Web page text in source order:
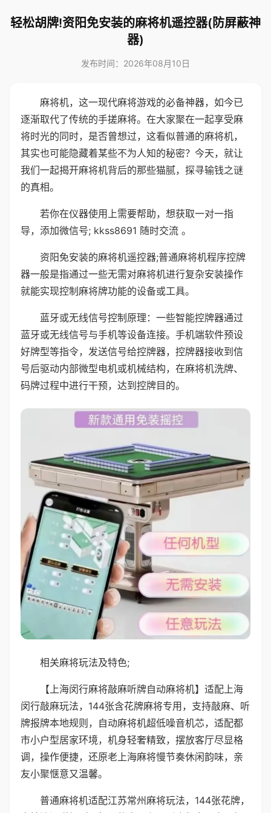
轻松胡牌!资阳免安装的麻将机遥控器(防屏蔽神
器)
发布时间：2026年08月10日
麻将机，这一现代麻将游戏的必备神器，如今已
逐渐取代了传统的手搓麻将。在大家聚在一起享受麻
将时光的同时，是否曾想过，这看似普通的麻将机，
其实也可能隐藏着某些不为人知的秘密？今天，就让
我们一起揭开麻将机背后的那些猫腻，探寻输钱之谜
的真相。
若你在仪器使用上需要帮助，想获取一对一指
导，添加微信号; kkss8691 随时交流 。
资阳免安装的麻将机遥控器;普通麻将机程序控牌
器一般是指通过一些无需对麻将机进行复杂安装操作
就能实现控制麻将牌功能的设备或工具。
蓝牙或无线信号控制原理：一些智能控牌器通过
蓝牙或无线信号与手机等设备连接。手机端软件预设
好牌型等指令，发送信号给控牌器，控牌器接收到信
号后驱动内部微型电机或机械结构，在麻将机洗牌、
码牌过程中进行干预，达到控牌目的。
相关麻将玩法及特色;
【上海闵行麻将敲麻听牌自动麻将机】适配上海
闵行敲麻玩法，144张含花牌麻将专用，支持敲麻、听
牌报牌本地规则，自动麻将机超低噪音机芯，适配都
市小户型居家环境，机身轻奢精致，摆放客厅尽显格
调，操作便捷，还原老上海麻将慢节奏休闲韵味，亲
友小聚惬意又温馨。
普通麻将机适配江苏常州麻将玩法，144张花牌，